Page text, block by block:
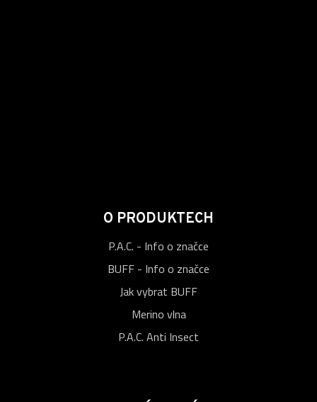
O PRODUKTECH
P.A.C. - Info o značce
BUFF - Info o značce
Jak vybrat BUFF
Merino vlna
P.A.C. Anti Insect